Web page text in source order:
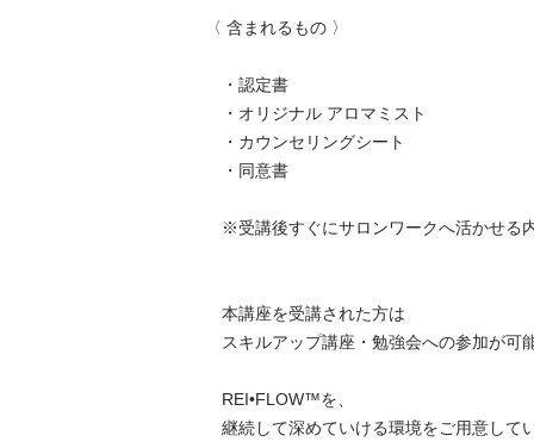
〈 含まれるもの 〉
・認定書
・オリジナル アロマミスト
・カウンセリングシート
・同意書
※受講後すぐにサロンワークへ活かせる内
本講座を受講された方は
スキルアップ講座・勉強会への参加が可
REI•FLOW™︎を、
継続して深めていける環境をご用意してい